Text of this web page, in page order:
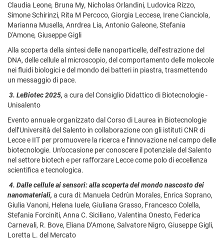
Claudia Leone, Bruna My, Nicholas Orlandini, Ludovica Rizzo,
Simone Schirinzi, Rita M Percoco, Giorgia Leccese, Irene Cianciola,
Marianna Musella, Anrdrea Lia, Antonio Galeone, Stefania
D'Amone, Giuseppe Gigli
Alla scoperta della sintesi delle nanoparticelle, dell’estrazione del
DNA, delle cellule al microscopio, del comportamento delle molecole
nei fluidi biologici e del mondo dei batteri in piastra, trasmettendo
un messaggio di pace.
3. LeBiotec 2025, a cura del Consiglio Didattico di Biotecnologie -
Unisalento
Evento annuale organizzato dal Corso di Laurea in Biotecnologie
dell’Università del Salento in collaborazione con gli istituti CNR di
Lecce e IIT per promuovere la ricerca e l’innovazione nel campo delle
biotecnologie. Un’occasione per conoscere il potenziale del Salento
nel settore biotech e per rafforzare Lecce come polo di eccellenza
scientifica e tecnologica.
4. Dalle cellule ai sensori: alla scoperta del mondo nascosto dei
nanomateriali, a cura di: Manuela Cedrùn Morales, Enrica Soprano,
Giulia Vanoni, Helena Iuele, Giuliana Grasso, Francesco Colella,
Stefania Forciniti, Anna C. Siciliano, Valentina Onesto, Federica
Carnevali, R. Bove, Eliana D’Amone, Salvatore Nigro, Giuseppe Gigli,
Loretta L. del Mercato